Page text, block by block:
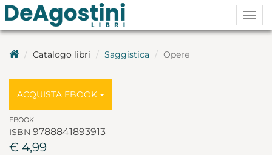
Catalogo libri Saggistica Opere
ACQUISTA EBOOK
EBOOK
ISBN 9788841893913
€ 4,99